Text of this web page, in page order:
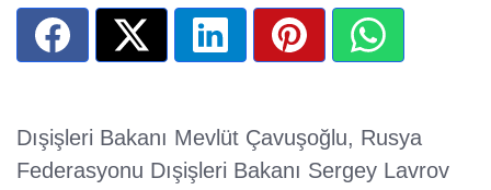
Dışişleri Bakanı Mevlüt Çavuşoğlu, Rusya
Federasyonu Dışişleri Bakanı Sergey Lavrov